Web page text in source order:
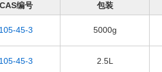
CAS编号 包装
105-45-3 5000g
105-45-3 2.5L